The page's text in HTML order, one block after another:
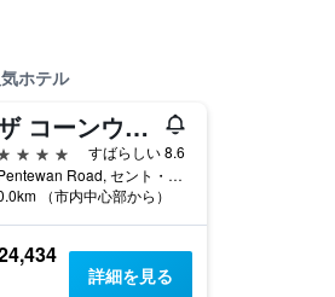
ホテル
ザ コーンウォール ホテル スパ & エステート
つ星
すばらしい 8.6
Pentewan Road, セント・オーステル, イギリス
（市内中心部から）
詳細を見る